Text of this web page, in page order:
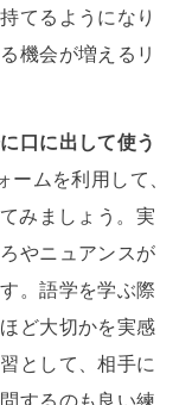
てるようになり
機会が増えるリ
口に出して使う
ームを利用して、
みましょう。実
やニュアンスが
。語学を学ぶ際
ど大切かを実感
として、相手に
するのも良い練